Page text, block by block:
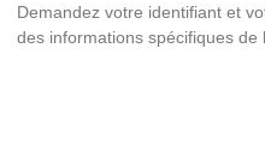
Demandez votre identifiant et
des informations spécifiques de